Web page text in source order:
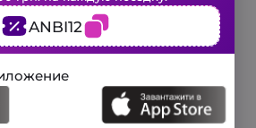
тариф
короткую форму и наше
у вас уже через
минут.
3 минуты
перезвоним!
ANBI12